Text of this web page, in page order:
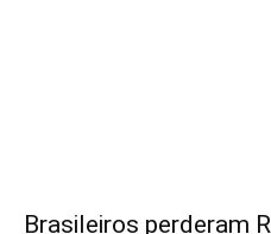
Brasileiros perderam